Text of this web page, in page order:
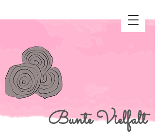
BunteVielfalt